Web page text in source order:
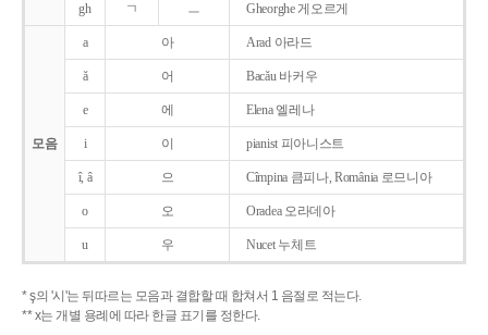
gh ㄱ ㅡ Gheorghe 게오르게
모음
a 아 Arad 아라드
ǎ 어 Bacǎu 바커우
e 에 Elena 엘레나
i 이 pianist 피아니스트
î, â 으 Cîmpina 큼피나, România 로므니아
o 오 Oradea 오라데아
u 우 Nucet 누체트
* ş의 '시'는 뒤따르는 모음과 결합할 때 합쳐서 1 음절로 적는다.
** x는 개별 용례에 따라 한글 표기를 정한다.